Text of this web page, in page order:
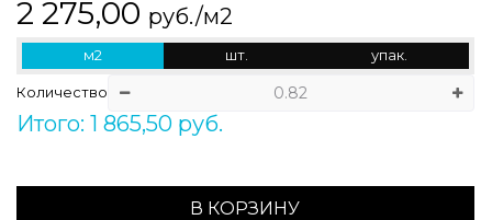
2 275,00 руб./м2
м2 шт. упак.
Количество
Итого: 1 865,50 руб.
В КОРЗИНУ